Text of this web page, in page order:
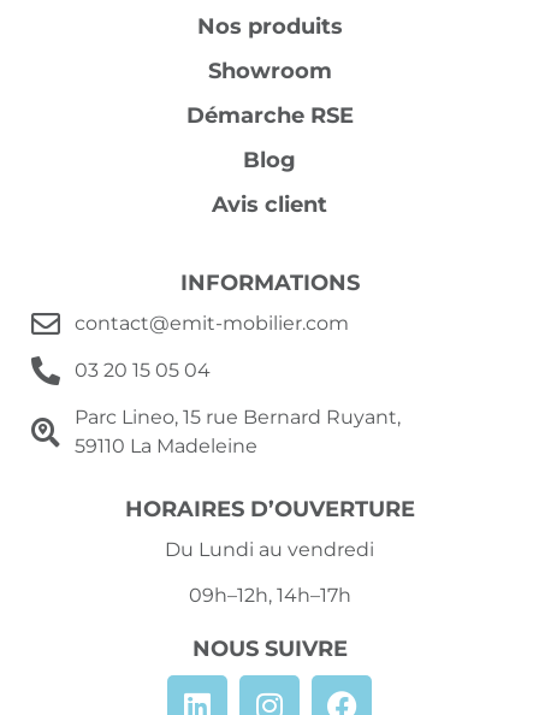
Nos produits
Showroom
Démarche RSE
Blog
Avis client
INFORMATIONS
contact@emit-mobilier.com
03 20 15 05 04
Parc Lineo, 15 rue Bernard Ruyant,
59110 La Madeleine
HORAIRES D’OUVERTURE
Du Lundi au vendredi
09h–12h, 14h–17h
NOUS SUIVRE